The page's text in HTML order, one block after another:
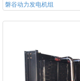
磐谷动力发电机组